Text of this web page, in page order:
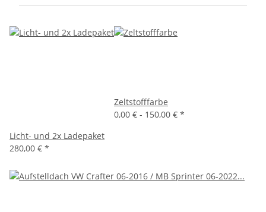
Licht- und 2x Ladepaket
280,00 € *
Zeltstofffarbe
0,00 € - 150,00 € *